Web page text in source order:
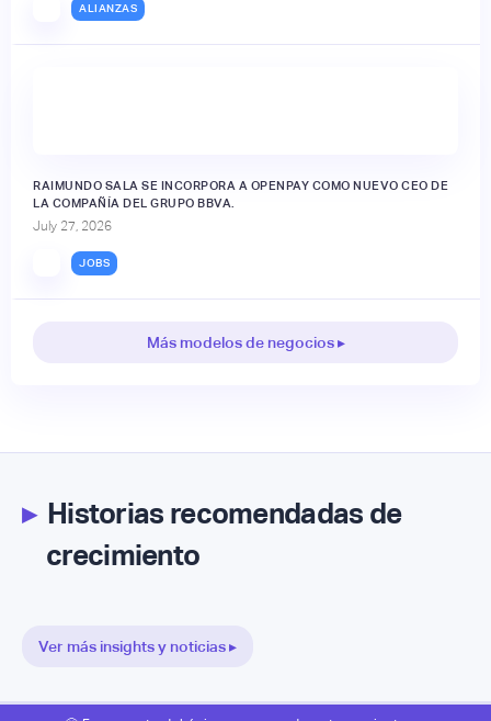
ALIANZAS
RAIMUNDO SALA SE INCORPORA A OPENPAY COMO NUEVO CEO DE
LA COMPAÑÍA DEL GRUPO BBVA.
July 27, 2026
JOBS
Más modelos de negocios ▸
▸Historias recomendadas de
crecimiento
Ver más insights y noticias ▸